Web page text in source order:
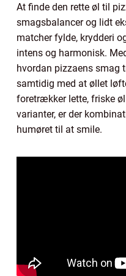
At finde den rette øl til
smagsbalancer og lidt
matcher fylde, krydderi
intens og harmonisk.
hvordan pizzaens smag
samtidig med at øllet
foretrækker lette, friske
varianter, er der
humøret til at smile.